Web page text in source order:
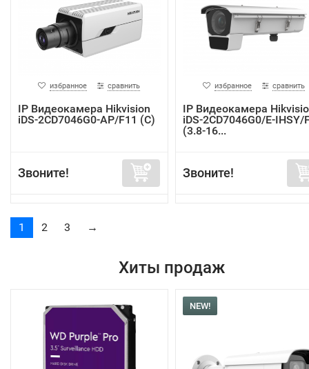
избранное сравнить
IP Видеокамера Hikvision
iDS-2CD7046G0-AP/F11 (С)
Звоните!
избранное сравнить
IP Видеокамера
iDS-2CD7046G0/E-IHSY/
(3.8-16...
Звоните!
1 2 3 →
Хиты продаж
NEW!